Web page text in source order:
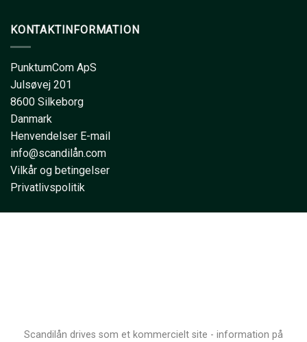
KONTAKTINFORMATION
PunktumCom ApS
Julsøvej 201
8600 Silkeborg
Danmark
Henvendelser E-mail
info@scandilån.com
Vilkår og betingelser
Privatlivspolitik
Scandilån drives som et kommercielt site - information på